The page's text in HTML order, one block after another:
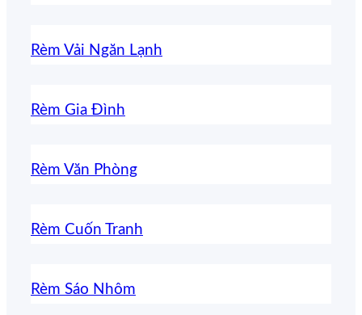
Rèm Vải Ngăn Lạnh
Rèm Gia Đình
Rèm Văn Phòng
Rèm Cuốn Tranh
Rèm Sáo Nhôm